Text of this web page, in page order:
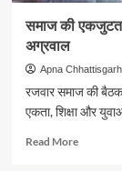
समाज की
अग्रवाल
Apna Chhattisgarh
रजवार समाज की
एकता, शिक्षा और
Read MoreRead